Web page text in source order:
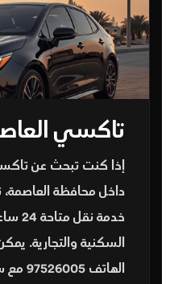
تاكسي
إذا كنت تبحث عن
السكنية والتجارية.
الهاتف97526005مع